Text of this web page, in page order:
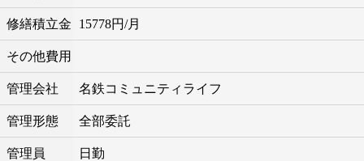
修繕積立金 15778円/月
その他費用
管理会社 名鉄コミュニティライフ
管理形態 全部委託
管理員 日勤